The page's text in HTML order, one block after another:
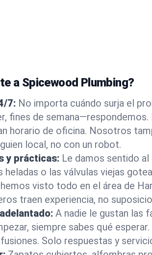
a Spicewood Plumbing?
7: No importa cuándo surja el
fines de semana—respondemos.
horario de oficina. Nosotros
local, no con un robot.
y prácticas: Le damos sentido al
o las válvulas viejas
visto todo en el área de
traen experiencia, no
A nadie le gustan las
siempre sabes qué esperar.
Solo respuestas y